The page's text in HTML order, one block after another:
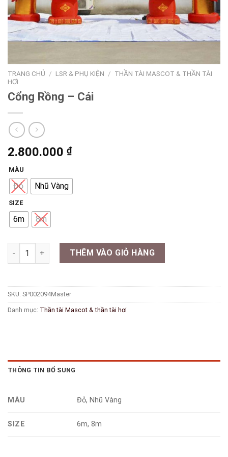
TRANG CHỦ / LSR & PHỤ KIỆN / THẦN TÀI MASCOT & THẦN TÀI
HƠI
Cổng Rồng – Cái
2.800.000 ₫
MÀU
Đỏ Nhũ Vàng
SIZE
6m 8m
Cổng Rồng - Cái số lượngTHÊM VÀO GIỎ HÀNG
SKU: SP002094Master
Danh mục: Thần tài Mascot & thần tài hơi
THÔNG TIN BỔ SUNG
MÀU Đỏ, Nhũ Vàng
SIZE 6m, 8m